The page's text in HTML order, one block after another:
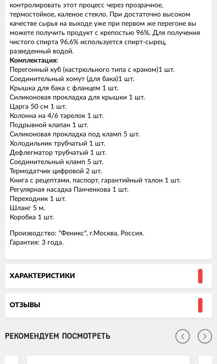
контролировать этот процесс через прозрачное,
термостойкое, каленое стекло. При достаточно высоком
качестве сырья на выходе уже при первом же перегоне вы
можете получить продукт с крепостью 96%. Для получения
чистого спирта 96,6% используется спирт-сырец,
разведенный водой.
Комплектация:
Перегонный куб (кастрюльного типа с краном)1 шт.
Соединительный хомут (для бака)1 шт.
Крышка для бака с фланцем 1 шт.
Силиконовая прокладка для крышки 1 шт.
Царга 50 см 1 шт.
Колонна на 4/6 тарелок 1 шт.
Подрывной клапан 1 шт.
Силиконовая прокладка под кламп 5 шт.
Холодильник трубчатый 1 шт.
Дефлегматор трубчатый 1 шт.
Соединительный кламп 5 шт.
Термодатчик цифровой 2 шт.
Книга с рецептами, паспорт, гарантийный талон 1 шт.
Регулярная насадка Панченкова 1 шт.
Переходник 1 шт.
Шланг 5 м.
Коробка 1 шт.
Производство: "Феникс", г.Москва, Россия.
Гарантия: 3 года.
ХАРАКТЕРИСТИКИ
ОТЗЫВЫ
РЕКОМЕНДУЕМ ПОСМОТРЕТЬ